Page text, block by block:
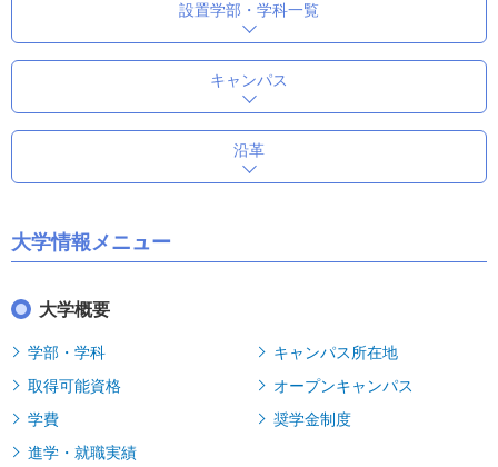
設置学部・学科一覧
キャンパス
沿革
大学情報メニュー
大学概要
学部・学科
キャンパス所在地
取得可能資格
オープンキャンパス
学費
奨学金制度
進学・就職実績